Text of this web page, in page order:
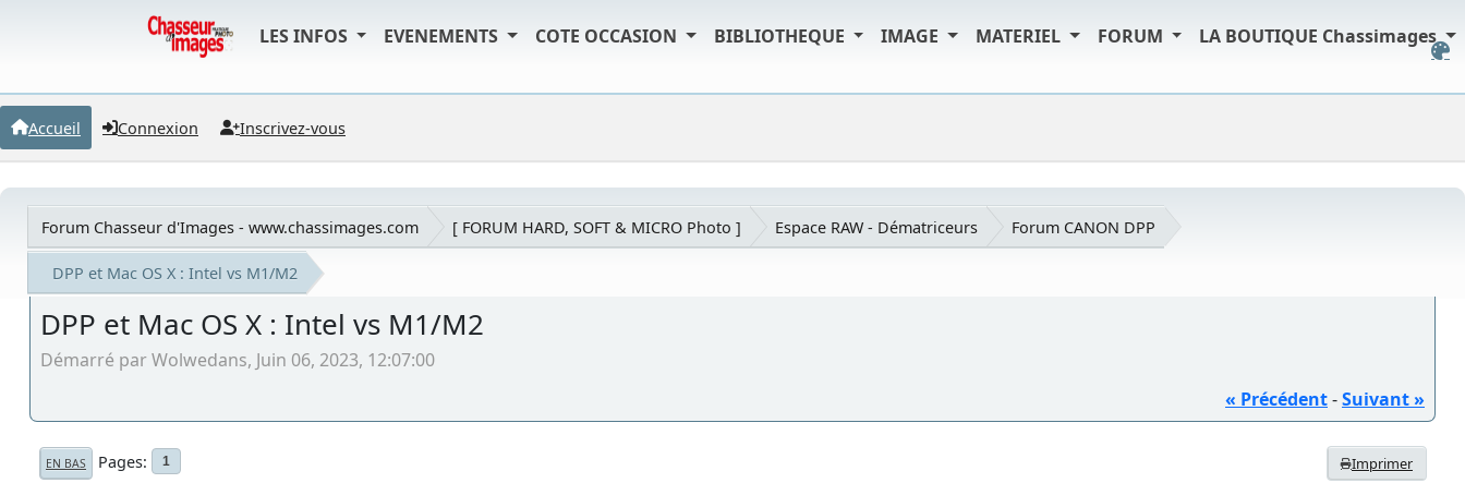
LES INFOS EVENEMENTS COTE OCCASION BIBLIOTHEQUE IMAGE MATERIEL FORUM LA BOUTIQUE Chassimages
Accueil Connexion Inscrivez-vous
Forum Chasseur d'Images - www.chassimages.com [ FORUM HARD, SOFT & MICRO Photo ] Espace RAW - Dématriceurs Forum CANON DPP
DPP et Mac OS X : Intel vs M1/M2
DPP et Mac OS X : Intel vs M1/M2
Démarré par Wolwedans, Juin 06, 2023, 12:07:00
« Précédent-Suivant »
Imprimer
EN BAS Pages 1